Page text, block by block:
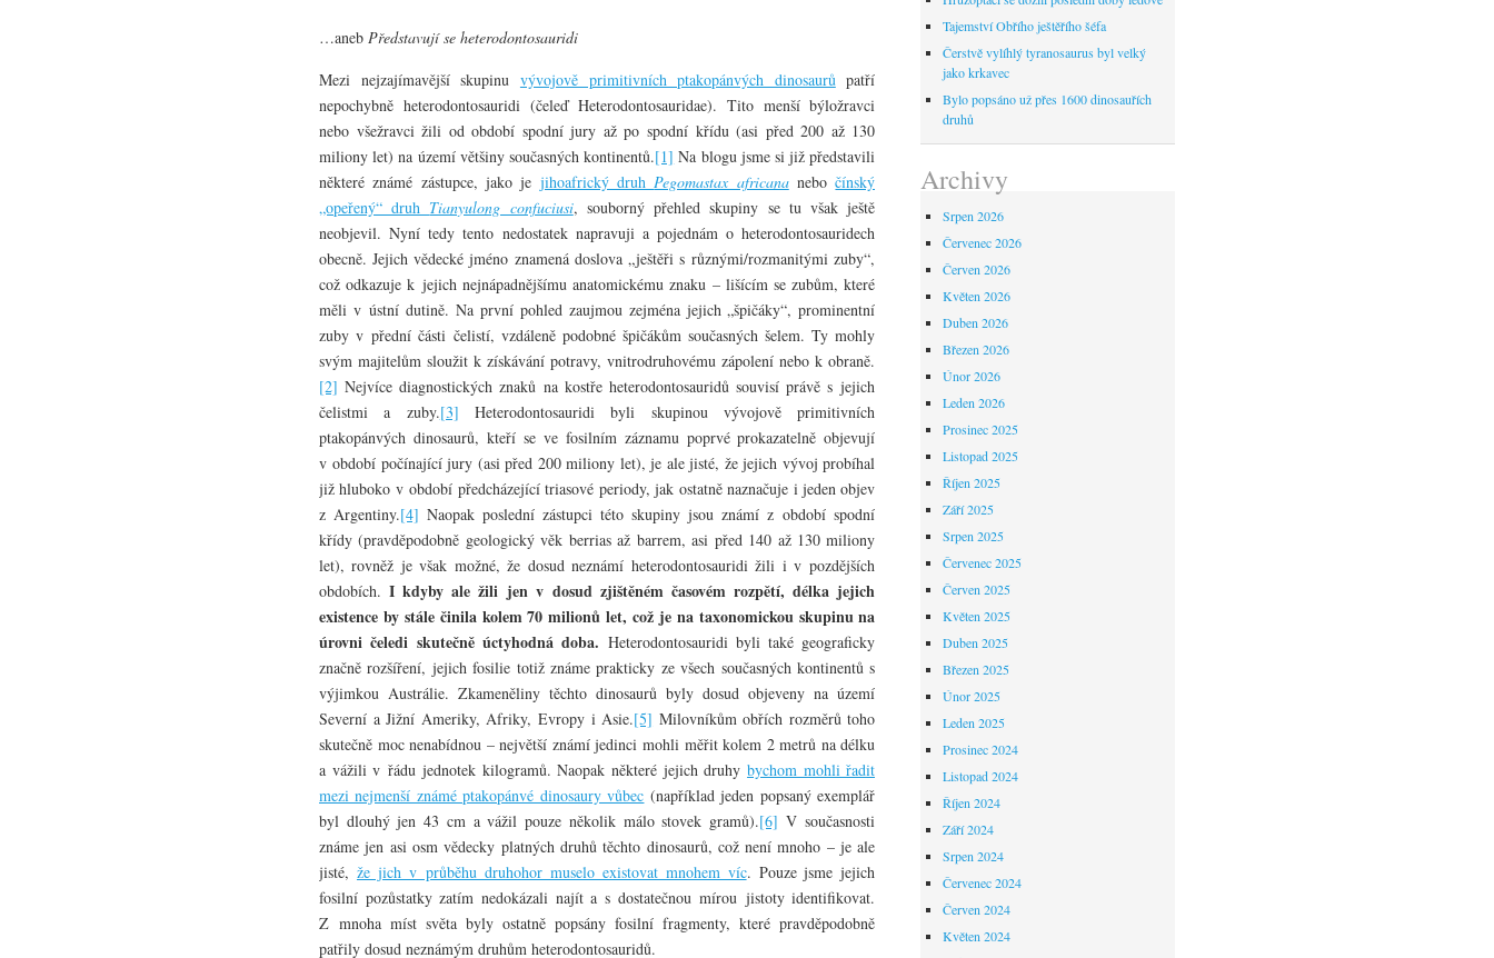
…aneb Představují se heterodontosauridi
Mezi nejzajímavější skupinu vývojově primitivních ptakopánvých dinosaurů patří
nepochybně heterodontosauridi (čeleď Heterodontosauridae). Tito menší býložravci
nebo všežravci žili od období spodní jury až po spodní křídu (asi před 200 až 130
miliony let) na území většiny současných kontinentů.[1] Na blogu jsme si již představili
některé známé zástupce, jako je jihoafrický druh Pegomastax africananebočínský
„opeřený“ druh Tianyulong confuciusi, souborný přehled skupiny se tu však ještě
neobjevil. Nyní tedy tento nedostatek napravuji a pojednám o heterodontosauridech
obecně. Jejich vědecké jméno znamená doslova „ještěři s různými/rozmanitými zuby“,
což odkazuje k jejich nejnápadnějšímu anatomickému znaku – lišícím se zubům, které
měli v ústní dutině. Na první pohled zaujmou zejména jejich „špičáky“, prominentní
zuby v přední části čelistí, vzdáleně podobné špičákům současných šelem. Ty mohly
svým majitelům sloužit k získávání potravy, vnitrodruhovému zápolení nebo k obraně.
[2] Nejvíce diagnostických znaků na kostře heterodontosauridů souvisí právě s jejich
čelistmi a zuby.[3] Heterodontosauridi byli skupinou vývojově primitivních
ptakopánvých dinosaurů, kteří se ve fosilním záznamu poprvé prokazatelně objevují
v období počínající jury (asi před 200 miliony let), je ale jisté, že jejich vývoj probíhal
již hluboko v období předcházející triasové periody, jak ostatně naznačuje i jeden objev
z Argentiny.[4] Naopak poslední zástupci této skupiny jsou známí z období spodní
křídy (pravděpodobně geologický věk berrias až barrem, asi před 140 až 130 miliony
let), rovněž je však možné, že dosud neznámí heterodontosauridi žili i v pozdějších
obdobích.I kdyby ale žili jen v dosud zjištěném časovém rozpětí, délka jejich
existence by stále činila kolem 70 milionů let, což je na taxonomickou skupinu na
úrovni čeledi skutečně úctyhodná doba. Heterodontosauridi byli také geograficky
značně rozšíření, jejich fosilie totiž známe prakticky ze všech současných kontinentů s
výjimkou Austrálie. Zkameněliny těchto dinosaurů byly dosud objeveny na území
Severní a Jižní Ameriky, Afriky, Evropy i Asie.[5] Milovníkům obřích rozměrů toho
skutečně moc nenabídnou – největší známí jedinci mohli měřit kolem 2 metrů na délku
a vážili v řádu jednotek kilogramů. Naopak některé jejich druhybychom mohli řadit
mezi nejmenší známé ptakopánvé dinosaury vůbec (například jeden popsaný exemplář
byl dlouhý jen 43 cm a vážil pouze několik málo stovek gramů).[6] V současnosti
známe jen asi osm vědecky platných druhů těchto dinosaurů, což není mnoho – je ale
jisté, že jich v průběhu druhohor muselo existovat mnohem víc. Pouze jsme jejich
fosilní pozůstatky zatím nedokázali najít a s dostatečnou mírou jistoty identifikovat.
Z mnoha míst světa byly ostatně popsány fosilní fragmenty, které pravděpodobně
patřily dosud neznámým druhům heterodontosauridů.
Tajemství Obřího ještěřího šéfa
Čerstvě vylíhlý tyranosaurus byl velký
jako krkavec
Bylo popsáno už přes 1600 dinosauřích
druhů
Archivy
Srpen 2026
Červenec 2026
Červen 2026
Květen 2026
Duben 2026
Březen 2026
Únor 2026
Leden 2026
Prosinec 2025
Listopad 2025
Říjen 2025
Září 2025
Srpen 2025
Červenec 2025
Červen 2025
Květen 2025
Duben 2025
Březen 2025
Únor 2025
Leden 2025
Prosinec 2024
Listopad 2024
Říjen 2024
Září 2024
Srpen 2024
Červenec 2024
Červen 2024
Květen 2024